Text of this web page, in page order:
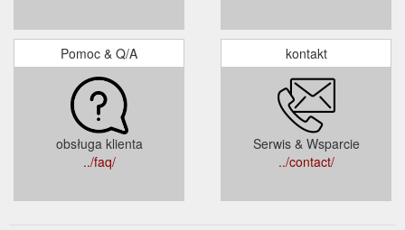
Pomoc & Q/A
obsługa klienta
../faq/
kontakt
Serwis & Wsparcie
../contact/